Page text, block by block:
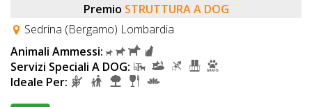
Premio STRUTTURA A DOG
Sedrina (Bergamo) Lombardia
Animali Ammessi:
Servizi Speciali A DOG:
Ideale Per: